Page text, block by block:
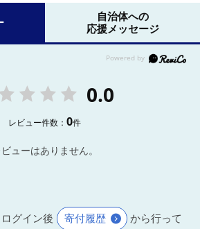
自治体への
応援メッセージ
0.0
レビュー件数：0件
ビューはありません。
グイン後 寄付履歴
から行って